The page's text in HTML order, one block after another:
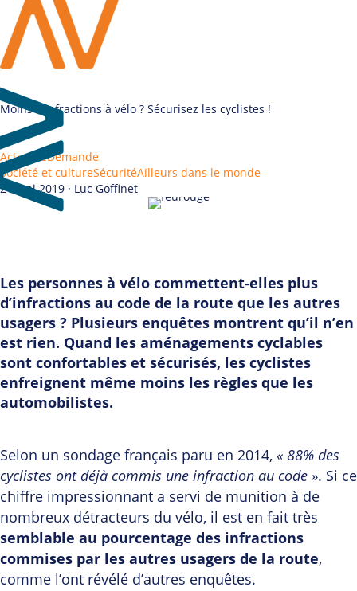
Moins d’infractions à vélo ? Sécurisez les cyclistes !
ActualitéDemande
Société et cultureSécuritéAilleurs dans le monde
21 mai 2019 · Luc Goffinet
Les personnes à vélo commettent-elles plus
d’infractions au code de la route que les autres
usagers ? Plusieurs enquêtes montrent qu’il n’en
est rien. Quand les aménagements cyclables
sont confortables et sécurisés, les cyclistes
enfreignent même moins les règles que les
automobilistes.
Selon un sondage français paru en 2014, « 88% des
cyclistes ont déjà commis une infraction au code ». Si ce
chiffre impressionnant a servi de munition à de
nombreux détracteurs du vélo, il est en fait très
semblable au pourcentage des infractions
commises par les autres usagers de la route,
comme l’ont révélé d’autres enquêtes.